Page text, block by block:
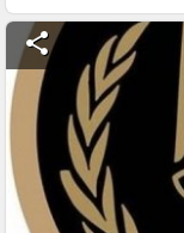
share